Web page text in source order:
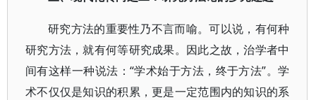
研究方法的重要性乃不言而喻。可以说，有何种
研究方法，就有何等研究成果。因此之故，治学者中
间有这样一种说法：“学术始于方法，终于方法”。学
术不仅仅是知识的积累，更是一定范围内的知识的系